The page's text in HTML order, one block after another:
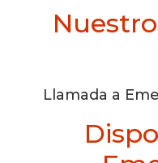
Llamada a